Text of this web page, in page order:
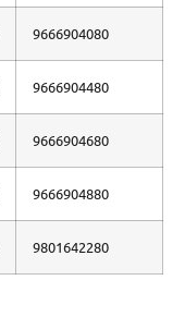
9666904080
9666904480
9666904680
9666904880
9801642280